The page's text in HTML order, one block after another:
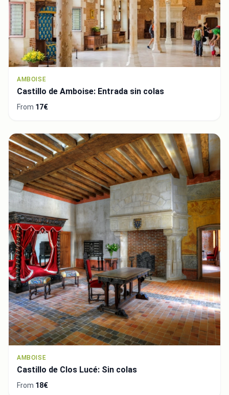
AMBOISE
Castillo de Amboise: Entrada sin colas
From 17€
AMBOISE
Castillo de Clos Lucé: Sin colas
From 18€